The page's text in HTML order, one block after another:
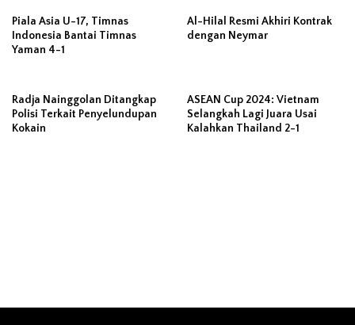
Piala Asia U-17, Timnas
Indonesia Bantai Timnas
Yaman 4-1
Al-Hilal Resmi Akhiri Kontrak
dengan Neymar
Radja Nainggolan Ditangkap
Polisi Terkait Penyelundupan
Kokain
ASEAN Cup 2024: Vietnam
Selangkah Lagi Juara Usai
Kalahkan Thailand 2-1